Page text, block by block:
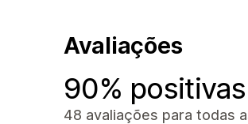
Avaliações
90% positivas
48 avaliações para todas